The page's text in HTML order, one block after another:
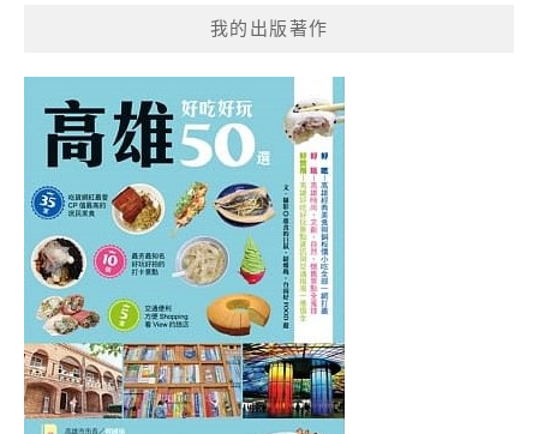
我的出版著作